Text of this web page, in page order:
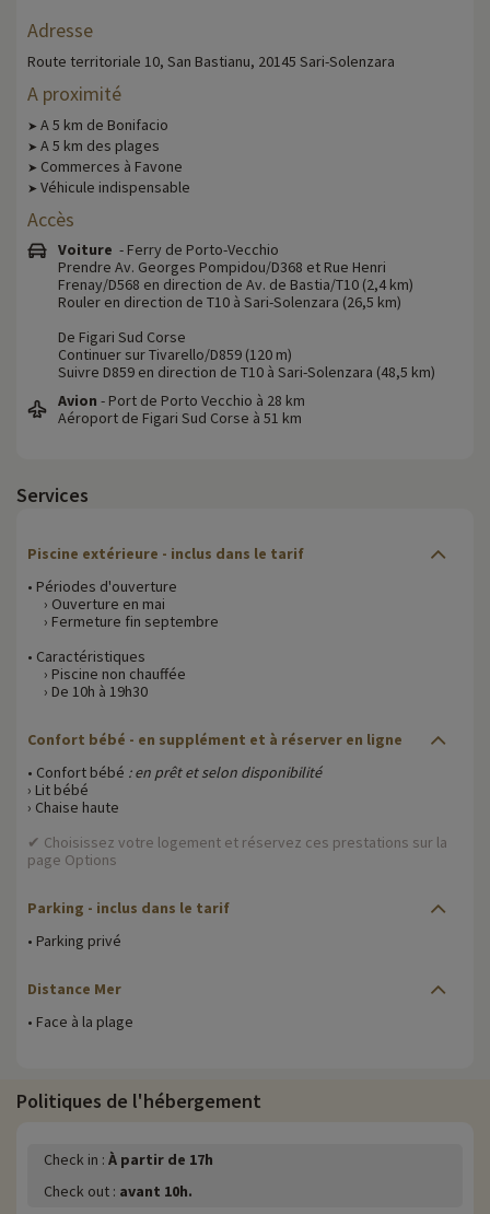
Adresse
Route territoriale 10, San Bastianu, 20145 Sari-Solenzara
A proximité
➤ A 5 km de Bonifacio
➤ A 5 km des plages
➤ Commerces à Favone
➤ Véhicule indispensable
Accès
Voiture - Ferry de Porto-Vecchio
Prendre Av. Georges Pompidou/D368 et Rue Henri
Frenay/D568 en direction de Av. de Bastia/T10 (2,4 km)
Rouler en direction de T10 à Sari-Solenzara (26,5 km)
De Figari Sud Corse
Continuer sur Tivarello/D859 (120 m)
Suivre D859 en direction de T10 à Sari-Solenzara (48,5 km)
Avion - Port de Porto Vecchio à 28 km
Aéroport de Figari Sud Corse à 51 km
Services
Piscine extérieure - inclus dans le tarif
• Périodes d'ouverture
› Ouverture en mai
› Fermeture fin septembre
• Caractéristiques
› Piscine non chauffée
› De 10h à 19h30
Confort bébé - en supplément et à réserver en ligne
• Confort bébé : en prêt et selon disponibilité
› Lit bébé
› Chaise haute
✔ Choisissez votre logement et réservez ces prestations sur la
page Options
Parking - inclus dans le tarif
• Parking privé
Distance Mer
• Face à la plage
Politiques de l'hébergement
Check in : À partir de 17h
Check out : avant 10h.